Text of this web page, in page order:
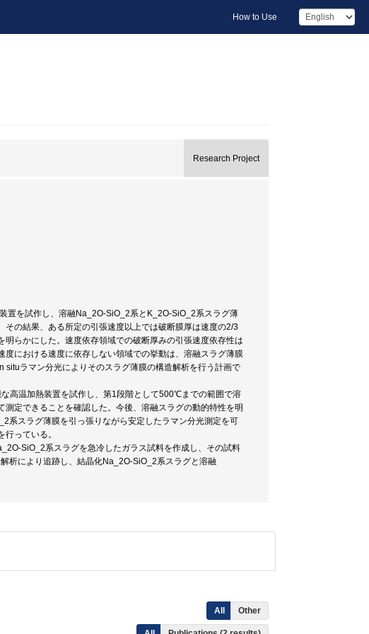
How to Use
Research Project
置を試作し、溶融Na_2O-SiO_2系とK_2O-SiO_2系スラグ薄
の結果、ある所定の引張速度以上では破断膜厚は速度の2/3
らかにした。速度依存領域での破断厚みの引張速度依存性は
における速度に依存しない領域での挙動は、溶融スラグ薄膜
ラマン分光によりそのスラグ薄膜の構造解析を行う計画で
高温加熱装置を試作し、第1段階として500℃までの範囲で溶
定できることを確認した。今後、溶融スラグの動的特性を明
系スラグ薄膜を引っ張りながら安定したラマン分光測定を可
っている。
SiO_2系スラグを急冷したガラス試料を作成し、その試料
析により追跡し、結晶化Na_2O-SiO_2系スラグと溶融
All Other